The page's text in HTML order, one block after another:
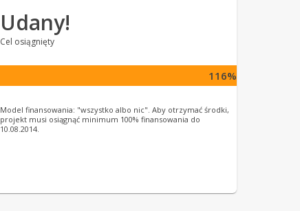
Udany!
Cel osiągnięty
116%
Model finansowania: "wszystko albo nic". Aby otrzymać środki,
projekt musi osiągnąć minimum 100% finansowania do
10.08.2014.